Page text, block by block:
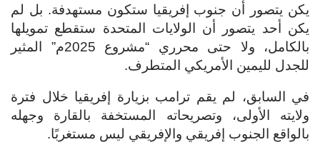
يكن يتصور أن جنوب إفريقيا ستكون مستهدفة. بل لم
يكن أحد يتصور أن الولايات المتحدة ستقطع تمويلها
بالكامل، ولا حتى محرري “مشروع 2025م” المثير
للجدل لليمين الأمريكي المتطرف.
في السابق، لم يقم ترامب بزيارة إفريقيا خلال فترة
ولايته الأولى، وتصريحاته المستخفة بالقارة وجهله
بالواقع الجنوب إفريقي والإفريقي ليس مستغربًا.